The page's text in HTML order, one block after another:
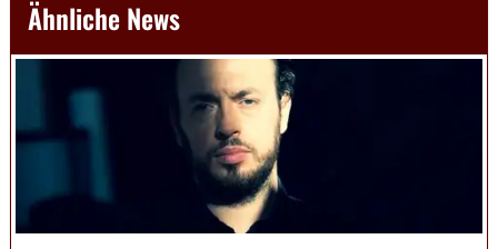
Ähnliche News